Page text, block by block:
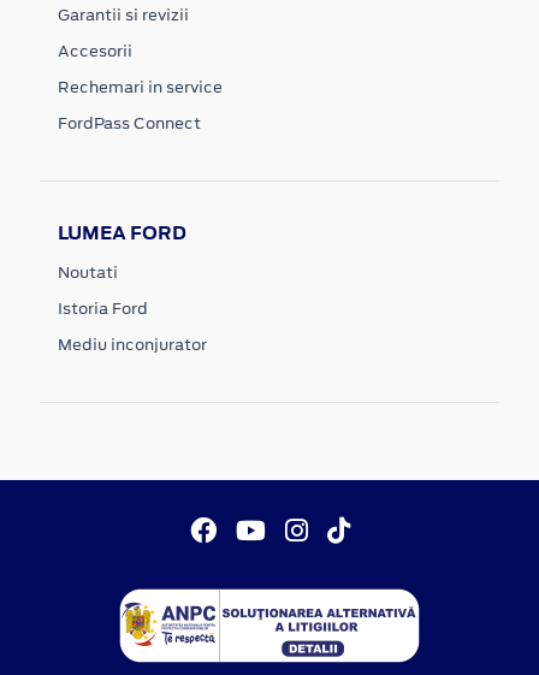
Garantii si revizii
Accesorii
Rechemari in service
FordPass Connect
LUMEA FORD
Noutati
Istoria Ford
Mediu inconjurator